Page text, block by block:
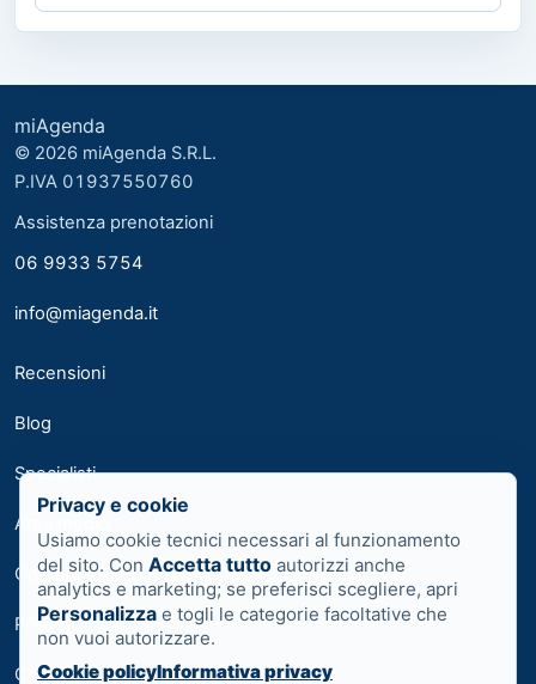
miAgenda
© 2026 miAgenda S.R.L.
P.IVA 01937550760
Assistenza prenotazioni
06 9933 5754
info@miagenda.it
Recensioni
Blog
Specialisti
Area medici
Contatti
Privacy
Cookie
Privacy e cookie
Usiamo cookie tecnici necessari al funzionamento
del sito. Con Accetta tutto autorizzi anche
analytics e marketing; se preferisci scegliere, apri
Personalizza e togli le categorie facoltative che
non vuoi autorizzare.
Cookie policyInformativa privacy